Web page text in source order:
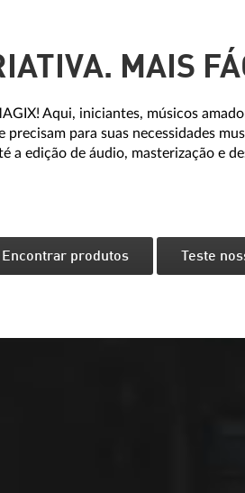
MAIS
Aqui, iniciantes, músicos
para suas necessidades
a edição de áudio, masterização e
Encontrar produtos Teste